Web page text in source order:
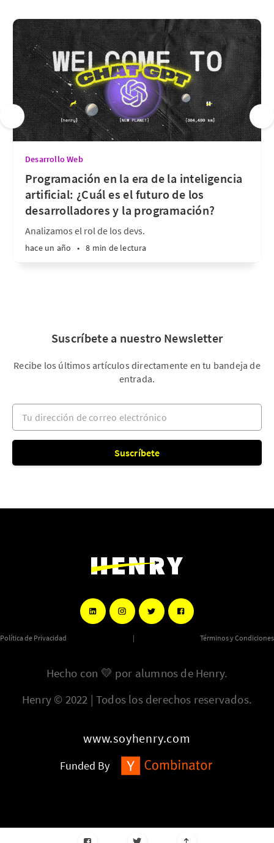
Desarrollo Web
Programación en la era de la inteligencia
artificial: ¿Cuál es el futuro de los
desarrolladores y la programación?
Analizamos el rol de los devs.
hace un año • 8 min de lectura
Suscríbete a nuestro Newsletter
Recibe los últimos artículos directamente en tu bandeja de
entrada.
Tu dirección de correo electrónico
Suscríbete
Política de Privacidad | Términos y Condiciones
Hecho con 💛 por alumnos de Henry.
Henry © 2022 | Todos los derechos reservados.
www.soyhenry.com
Funded By